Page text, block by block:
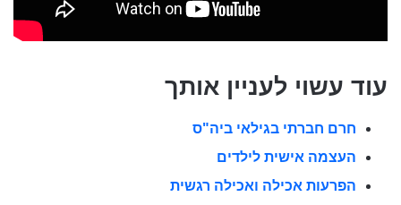
עוד עשוי לעניין אותך
חרם חברתי בגילאי ביה"ס
העצמה אישית לילדים
הפרעות אכילה ואכילה רגשית